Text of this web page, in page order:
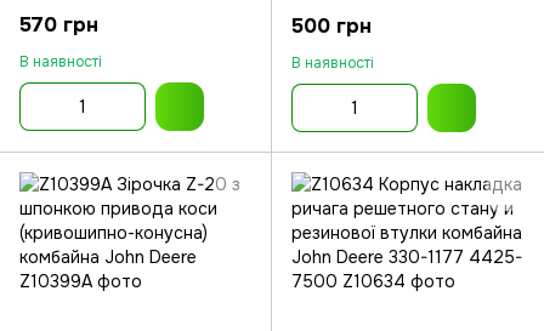
570 грн
В наявності
500 грн
В наявності